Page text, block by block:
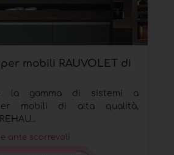
mobili RAUVOLET di
è la gamma di sistemi a
mobili di alta qualità,
ante scorrevoli